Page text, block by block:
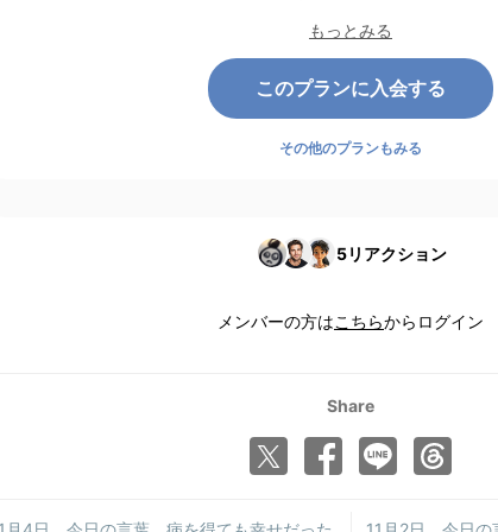
もっとみる
このプランに入会する
その他のプランもみる
5リアクション
メンバーの方はこちらからログイン
Share